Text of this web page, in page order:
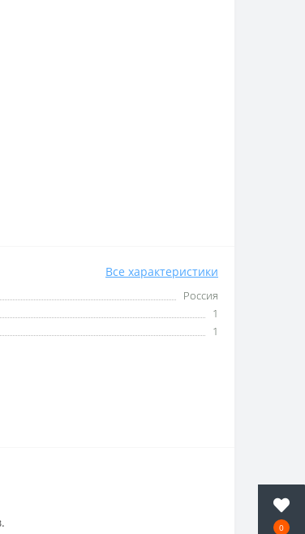
0
Все характеристики
Россия
1
1